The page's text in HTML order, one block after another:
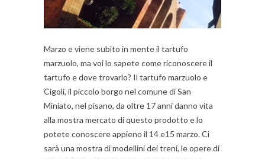
Marzo e viene subito in mente il tartufo
marzuolo, ma voi lo sapete come riconoscere il
tartufo e dove trovarlo? Il tartufo marzuolo e
Cigoli, il piccolo borgo nel comune di San
Miniato, nel pisano, da oltre 17 anni danno vita
alla mostra mercato di questo prodotto e lo
potete conoscere appieno il 14 e15 marzo. Ci
sarà una mostra di modellini dei treni, le opere di